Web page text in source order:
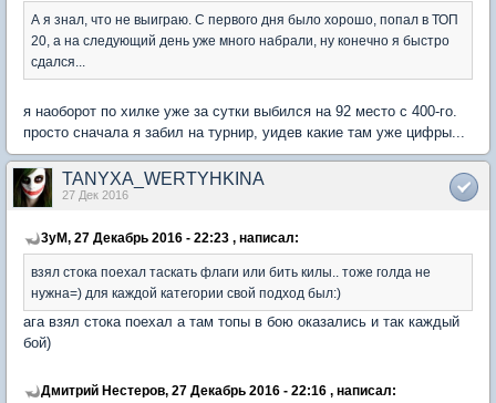
А я знал, что не выиграю. С первого дня было хорошо, попал в ТОП
20, а на следующий день уже много набрали, ну конечно я быстро
сдался...
я наоборот по хилке уже за сутки выбился на 92 место с 400-го.
просто сначала я забил на турнир, уидев какие там уже цифры...
TANYXA_WERTYHKINA
27 Дек 2016
3yM, 27 Декабрь 2016 - 22:23 , написал:
взял стока поехал таскать флаги или бить килы.. тоже голда не
нужна=) для каждой категории свой подход был:)
ага взял стока поехал а там топы в бою оказались и так каждый
бой)
Дмитрий Нестеров, 27 Декабрь 2016 - 22:16 , написал: